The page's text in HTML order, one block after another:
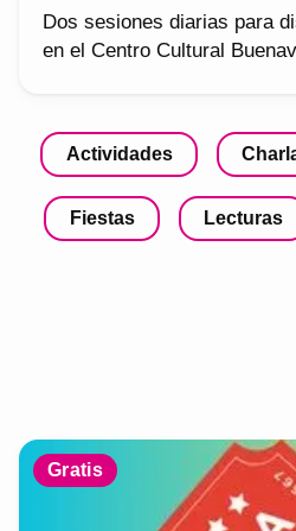
Dos sesiones diarias para
en el Centro Cultural
Actividades
Fiestas Lecturas
Gratis